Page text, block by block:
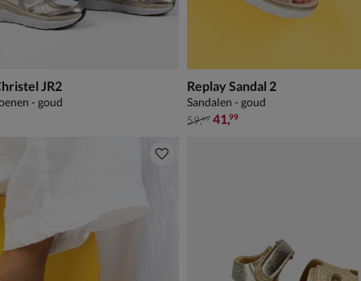
JR2
- goud
Replay Sandal 2
Sandalen - goud
van € 59,99 voor € 41,99
59,99 41,99